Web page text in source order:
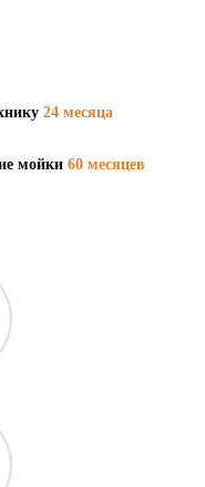
24 месяца
мойки 60 месяцев